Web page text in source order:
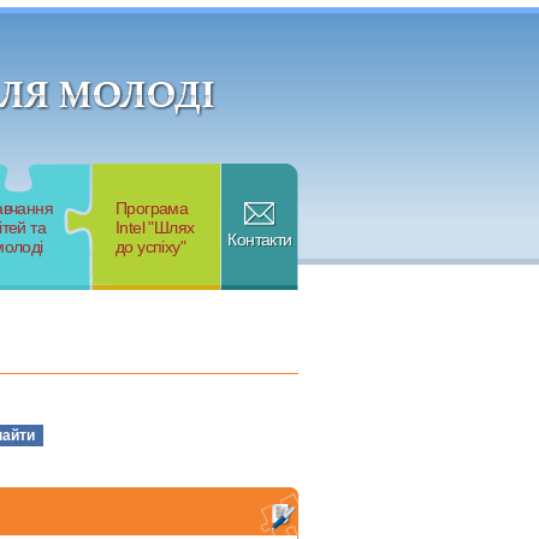
та
Програма
Intel "Шлях
до успіху"
Контакти